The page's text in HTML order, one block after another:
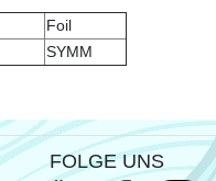
Foil
SYMM
FOLGE UNS